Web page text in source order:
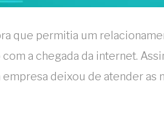
que permitia um
a chegada da internet.
deixou de atender as